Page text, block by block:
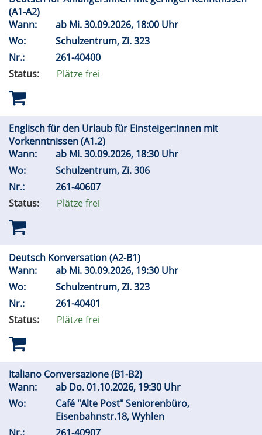
(A1-A2)
Wann:
ab Mi.30.09.2026, 18:00 Uhr
Wo:
Schulzentrum, Zi. 323
Nr.:
261-40400
Status:
Plätze frei
Englisch für den Urlaub für Einsteiger:innen mit
Vorkenntnissen (A1.2)
Wann:
ab Mi.30.09.2026, 18:30 Uhr
Wo:
Schulzentrum, Zi. 306
Nr.:
261-40607
Status:
Plätze frei
Deutsch Konversation (A2-B1)
Wann:
ab Mi.30.09.2026, 19:30 Uhr
Wo:
Schulzentrum, Zi. 323
Nr.:
261-40401
Status:
Plätze frei
Italiano Conversazione (B1-B2)
Wann:
ab Do.01.10.2026, 19:30 Uhr
Wo:
Café "Alte Post" Seniorenbüro,
Eisenbahnstr.18, Wyhlen